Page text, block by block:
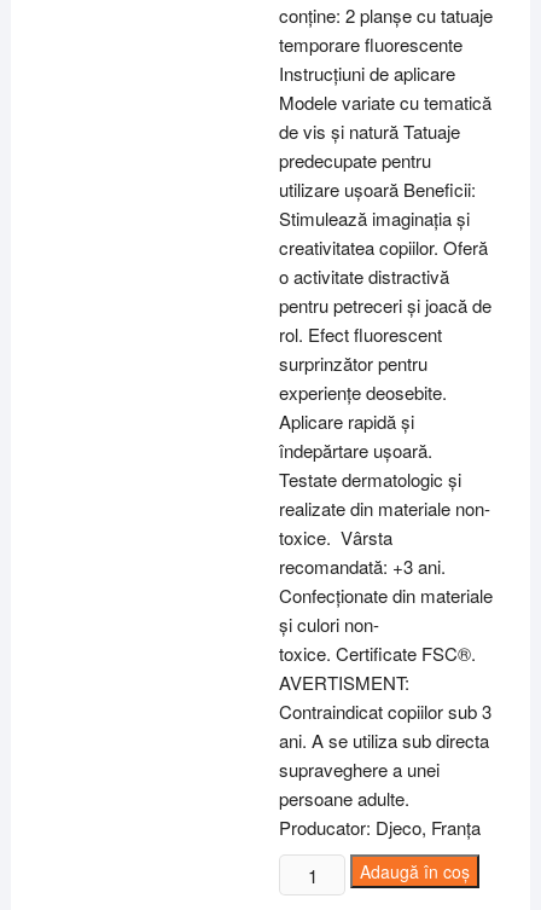
conține: 2 planșe cu tatuaje
temporare fluorescente
Instrucțiuni de aplicare
Modele variate cu tematică
de vis și natură Tatuaje
predecupate pentru
utilizare ușoară Beneficii:
Stimulează imaginația și
creativitatea copiilor. Oferă
o activitate distractivă
pentru petreceri și joacă de
rol. Efect fluorescent
surprinzător pentru
experiențe deosebite.
Aplicare rapidă și
îndepărtare ușoară.
Testate dermatologic și
realizate din materiale non-
toxice. Vârsta
recomandată: +3 ani.
Confecționate din materiale
și culori non-
toxice. Certificate FSC®.
AVERTISMENT:
Contraindicat copiilor sub 3
ani. A se utiliza sub directa
supraveghere a unei
persoane adulte.
Producator: Djeco, Franța
Cantitate
Tatuaje
Adaugă în coș